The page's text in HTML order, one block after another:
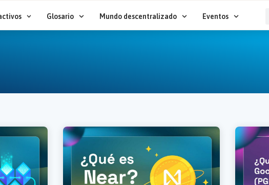
Glosario Mundo descentralizado Eventos